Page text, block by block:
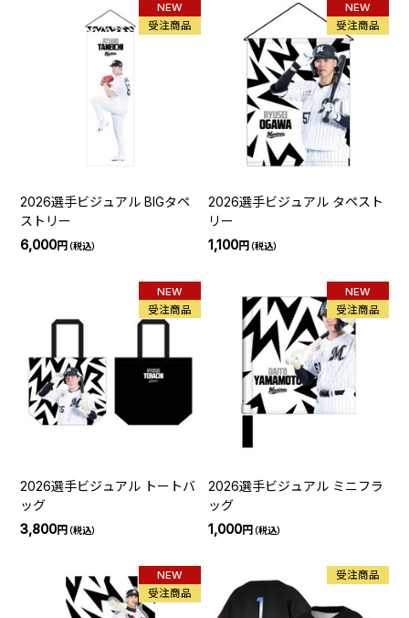
NEW
受注商品
2026選手ビジュアル BIGタペ
ストリー
6,000円（税込）
NEW
受注商品
2026選手ビジュアル タペスト
リー
1,100円（税込）
NEW
受注商品
2026選手ビジュアル トートバ
ッグ
3,800円（税込）
NEW
受注商品
2026選手ビジュアル ミニフラ
ッグ
1,000円（税込）
NEW
受注商品
受注商品